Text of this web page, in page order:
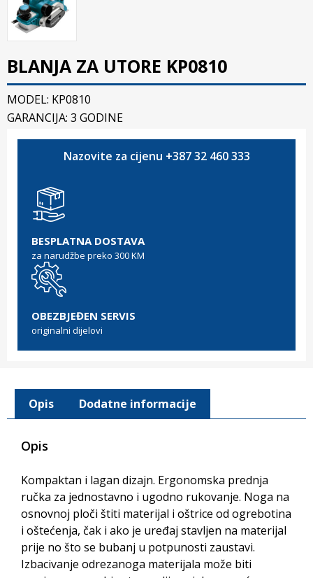
BLANJA ZA UTORE KP0810
MODEL: KP0810
GARANCIJA: 3 GODINE
Nazovite za cijenu +387 32 460 333
BESPLATNA DOSTAVA
za narudžbe preko 300 KM
OBEZBJEĐEN SERVIS
originalni dijelovi
Opis Dodatne informacije
Opis
Kompaktan i lagan dizajn. Ergonomska prednja
ručka za jednostavno i ugodno rukovanje. Noga na
osnovnoj ploči štiti materijal i oštrice od ogrebotina
i oštećenja, čak i ako je uređaj stavljen na materijal
prije no što se bubanj u potpunosti zaustavi.
Izbacivanje odrezanoga materijala može biti